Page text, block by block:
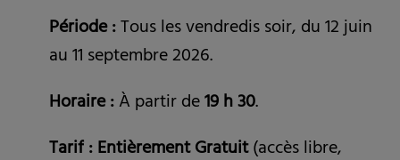
Période :Tous les vendredis soir, du 12 juin
au 11 septembre 2026.
Horaire :À partir de19 h 30.
Tarif : Entièrement Gratuit(accès libre,